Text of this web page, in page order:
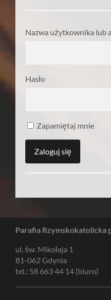
Nazwa użytkownika lub
Hasło
Zapamiętaj mnie
Parafia Rzymskokatolicka
ul. św. Mikołaja 1
81-062 Gdynia
tel.: 58 663 44 14 (biuro)